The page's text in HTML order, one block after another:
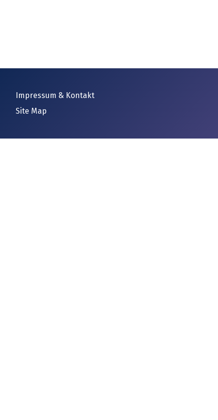
Impressum & Kontakt
Site Map